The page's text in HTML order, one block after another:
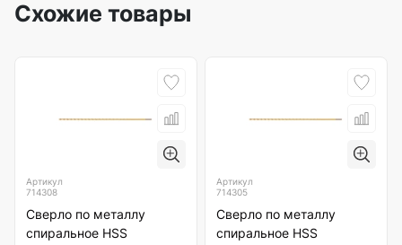
Схожие товары
Артикул
714308
Сверло по металлу
спиральное HSS
Артикул
714305
Сверло по металлу
спиральное HSS